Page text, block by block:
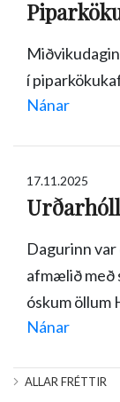
í
Nánar
17.11.2025
Dagurinn var
afmælið með
óskum öllum
Nánar
ALLAR FRÉTTIR